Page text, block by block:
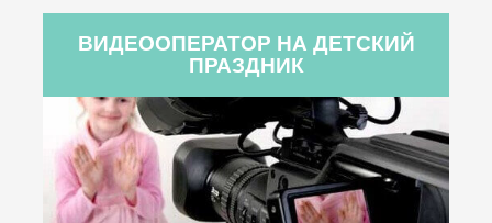
ВИДЕООПЕРАТОР НА ДЕТСКИЙ
ПРАЗДНИК